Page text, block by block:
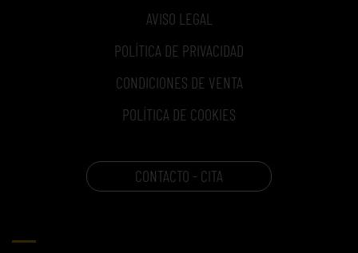
AVISO LEGAL
POLÍTICA DE PRIVACIDAD
CONDICIONES DE VENTA
POLÍTICA DE COOKIES
CONTACTO - CITA